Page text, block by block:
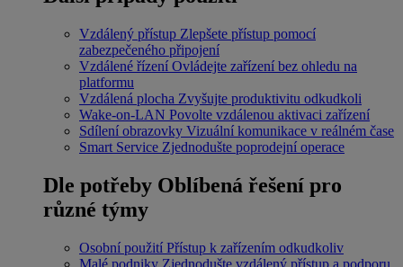
Vzdálený přístup Zlepšete přístup pomocí
zabezpečeného připojení
Vzdálené řízení Ovládejte zařízení bez ohledu na
platformu
Vzdálená plocha Zvyšujte produktivitu odkudkoli
Wake-on-LAN Povolte vzdálenou aktivaci zařízení
Sdílení obrazovky Vizuální komunikace v reálném čase
Smart Service Zjednodušte poprodejní operace
Dle potřeby Oblíbená řešení pro
různé týmy
Osobní použití Přístup k zařízením odkudkoliv
Malé podniky Zjednodušte vzdálený přístup a podporu